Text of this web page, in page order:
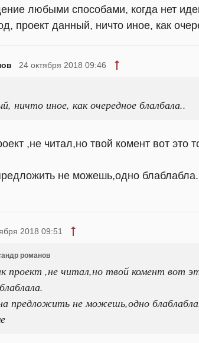
любыми способами, когда нет
проект данный, ничто иное, как
24 октября 2018 09:46
ничто иное, как очередное блалбала..
,не читал,но твой комент вот это
не можешь,одно
2018 09:51
романов
проект ,не читал,но твой комент вот
предложить не можешь,одно